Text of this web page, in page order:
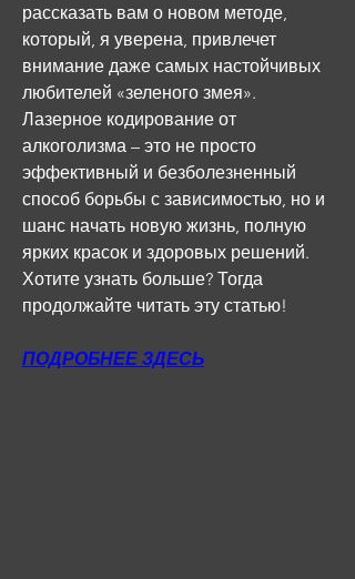
рассказать вам о новом методе,
который, я уверена, привлечет
внимание даже самых настойчивых
любителей «зеленого змея».
Лазерное кодирование от
алкоголизма – это не просто
эффективный и безболезненный
способ борьбы с зависимостью, но и
шанс начать новую жизнь, полную
ярких красок и здоровых решений.
Хотите узнать больше? Тогда
продолжайте читать эту статью!
ПОДРОБНЕЕ ЗДЕСЬ